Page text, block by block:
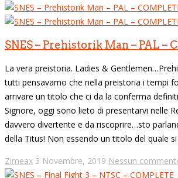
SNES – Prehistorik Man – PAL –
La vera preistoria. Ladies &
tutti pensavamo che nella preistoria i tempi
arrivare un titolo che ci da la conferma
Signore, oggi sono lieto di presentarvi nelle
davvero divertente e da riscoprire…sto
della Titus! Non essendo un titolo del quale si
Zimeax 3 Novembre, 2019 Nessun